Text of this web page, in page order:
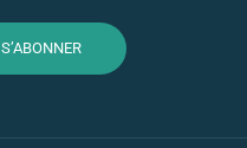
S’ABONNER